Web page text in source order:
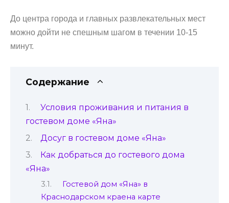
До центра города и главных развлекательных мест
можно дойти не спешным шагом в течении 10-15
минут.
Содержание
Условия проживания и питания в
гостевом доме «Яна»
Досуг в гостевом доме «Яна»
Как добраться до гостевого дома
«Яна»
Гостевой дом «Яна» в
Краснодарском краена карте